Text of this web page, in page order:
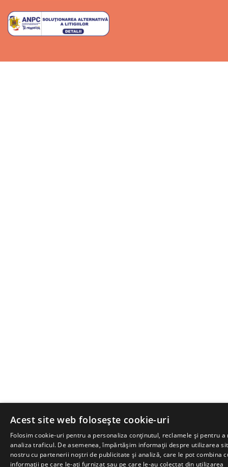
Acest site web folosește cookie-uri
Folosim cookie-uri pentru a personaliza conținutul, reclamele și pentru a
analiza traficul. De asemenea, împărtășim informații despre utilizarea
nostru cu partenerii noștri de publicitate și analiză, care le pot combina
informații pe care le-ați furnizat sau pe care le-au colectat din utilizarea